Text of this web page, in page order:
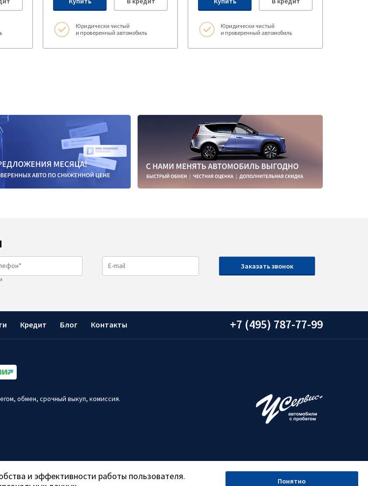
Юридически чистый
и проверенный автомобиль
Юридически чистый
и проверенный автомобиль
и
Кредит Блог Контакты +7 (495) 787-77-99
обмен, срочный выкуп, комиссия.
не является публичной офертой.
и эффективности работы пользователя.
Понятно